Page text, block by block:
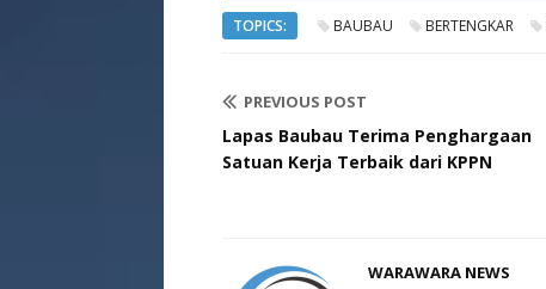
TOPICS: BAUBAU BERTENGKAR
PREVIOUS POST
Lapas Baubau Terima Penghargaan
Satuan Kerja Terbaik dari KPPN
WARAWARA NEWS